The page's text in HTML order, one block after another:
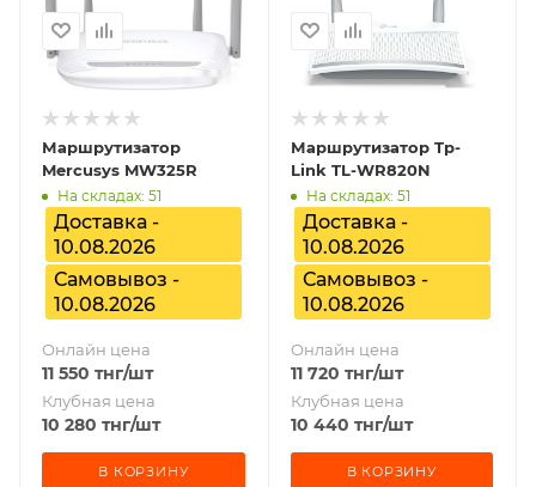
Маршрутизатор
Mercusys MW325R
На складах: 51
Доставка -
10.08.2026
Самовывоз -
10.08.2026
Онлайн цена
11 550 тнг/шт
Клубная цена
10 280 тнг/шт
В КОРЗИНУ
Маршрутизатор Tp-
Link TL-WR820N
На складах: 51
Доставка -
10.08.2026
Самовывоз -
10.08.2026
Онлайн цена
11 720 тнг/шт
Клубная цена
10 440 тнг/шт
В КОРЗИНУ